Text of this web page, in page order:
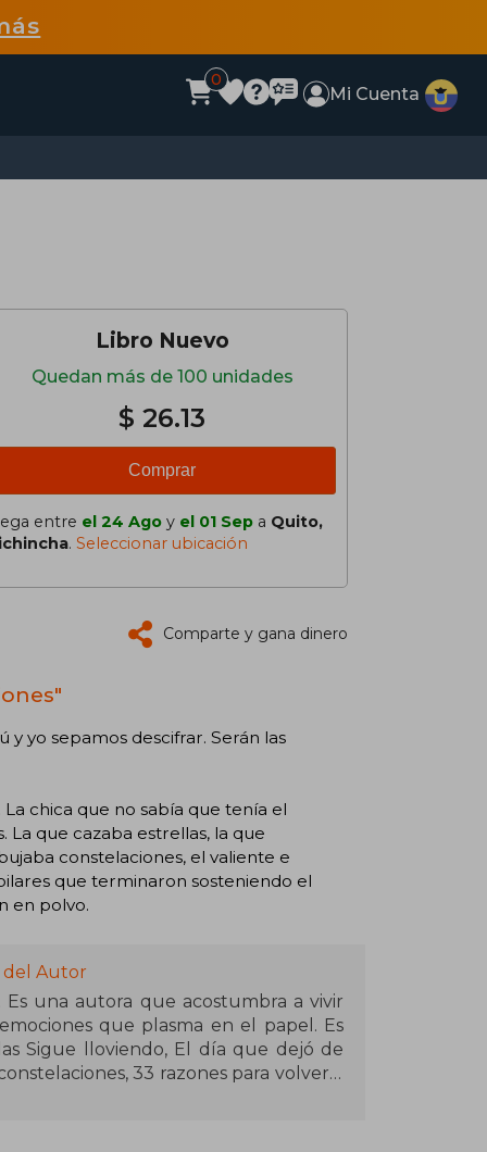
0
Mi Cuenta
Libro Nuevo
Quedan más de 100 unidades
$ 26.13
Comprar
entre el 24 Ago y el 01 Sep a Quito,
. Seleccionar ubicación
Comparte y gana dinero
yo sepamos descifrar. Serán las
La chica que no sabía que tenía el
La que cazaba estrellas, la que
constelaciones, el valiente e
que terminaron sosteniendo el
en polvo.
del Autor
Es una autora que acostumbra a vivir
que plasma en el papel. Es
Sigue lloviendo, El día que dejó de
33 razones para volver a
que regalarte, Llévame a cualquier